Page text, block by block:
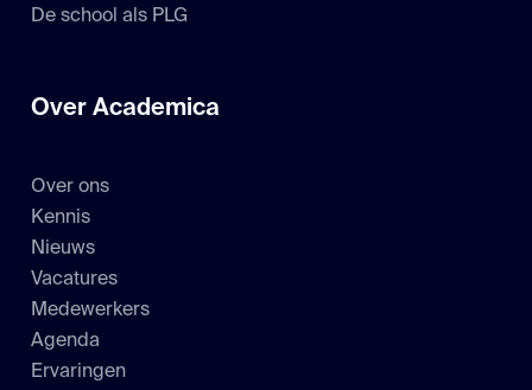
De school als PLG
Over Academica
Over ons
Kennis
Nieuws
Vacatures
Medewerkers
Agenda
Ervaringen